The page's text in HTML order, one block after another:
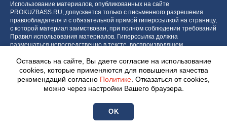
Использование материалов, опубликованных на сайте
PROKUZBASS.RU, допускается только с письменного разрешения
правообладателя и с обязательной прямой гиперссылкой на страницу,
с которой материал заимствован, при полном соблюдении требований
Правил использования материалов. Гиперссылка должна
размещаться непосредственно в тексте, воспроизводящем
блока.
Центр интернет-проектов «МОЁ!»
Оставаясь на сайте, Вы даете согласие на использование
cookies, которые применяются для повышения качества
рекомендаций согласно Политике . Отказаться от cookies,
можно через настройки Вашего браузера.
OK